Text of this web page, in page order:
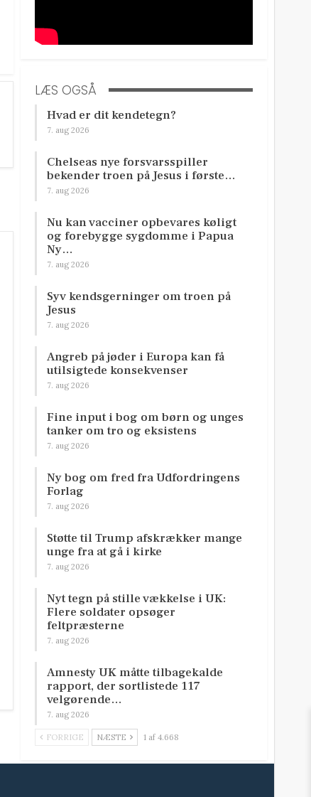
LÆS OGSÅ
Hvad er dit kendetegn?
7. aug 2026
Chelseas nye forsvarsspiller
bekender troen på Jesus i første…
7. aug 2026
Nu kan vacciner opbevares køligt
og forebygge sygdomme i Papua
Ny…
7. aug 2026
Syv kendsgerninger om troen på
Jesus
7. aug 2026
Angreb på jøder i Europa kan få
utilsigtede konsekvenser
7. aug 2026
Fine input i bog om børn og unges
tanker om tro og eksistens
7. aug 2026
Ny bog om fred fra Udfordringens
Forlag
7. aug 2026
Støtte til Trump afskrækker mange
unge fra at gå i kirke
7. aug 2026
Nyt tegn på stille vækkelse i UK:
Flere soldater opsøger
feltpræsterne
7. aug 2026
Amnesty UK måtte tilbagekalde
rapport, der sortlistede 117
velgørende…
7. aug 2026
FORRIGE NÆSTE 1 af 4.668